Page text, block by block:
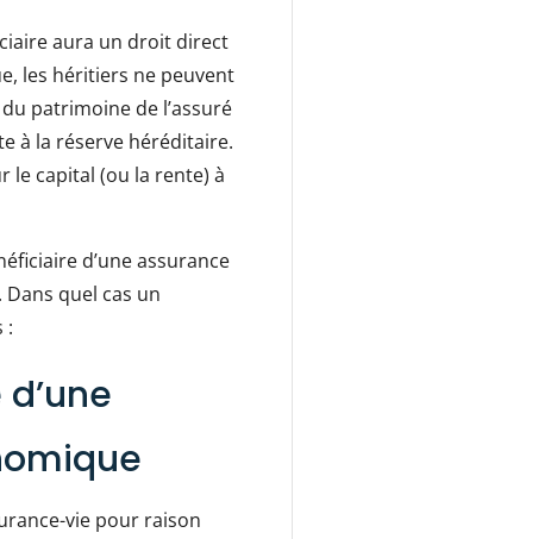
aura un droit direct
les héritiers ne peuvent
patrimoine de l’assuré
à la réserve héréditaire.
le capital (ou la rente) à
d’une assurance
quel cas un
:
vie pour raison